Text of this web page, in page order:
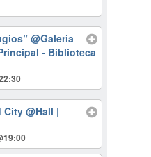
@Galeria
- Biblioteca
City@Hall |